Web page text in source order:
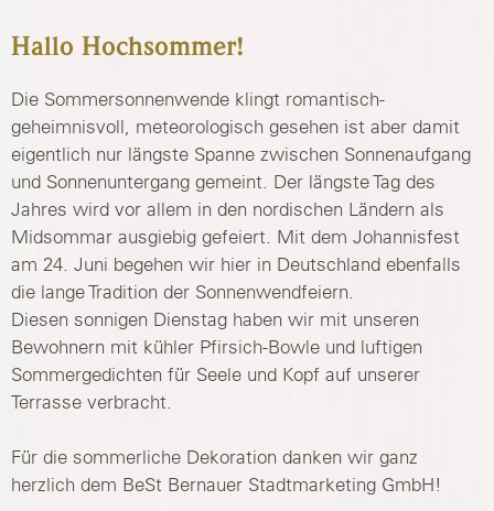
LEISTUNGEN & PREISE
KARRIERE
KONTAKT
Hallo Hochsommer!
Die Sommersonnenwende klingt romantisch-
geheimnisvoll, meteorologisch gesehen ist aber damit
eigentlich nur längste Spanne zwischen Sonnenaufgang
und Sonnenuntergang gemeint. Der längste Tag des
Jahres wird vor allem in den nordischen Ländern als
Midsommar ausgiebig gefeiert. Mit dem Johannisfest
am 24. Juni begehen wir hier in Deutschland ebenfalls
die lange Tradition der Sonnenwendfeiern.
Diesen sonnigen Dienstag haben wir mit unseren
Bewohnern mit kühler Pfirsich-Bowle und luftigen
Sommergedichten für Seele und Kopf auf unserer
Terrasse verbracht.
Für die sommerliche Dekoration danken wir ganz
herzlich dem BeSt Bernauer Stadtmarketing GmbH!